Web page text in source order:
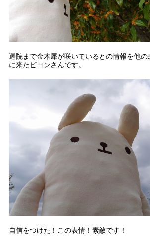
退院まで金木犀が咲いているとの情報を他
に来たピヨンさんです。
自信をつけた！この表情！素敵です！